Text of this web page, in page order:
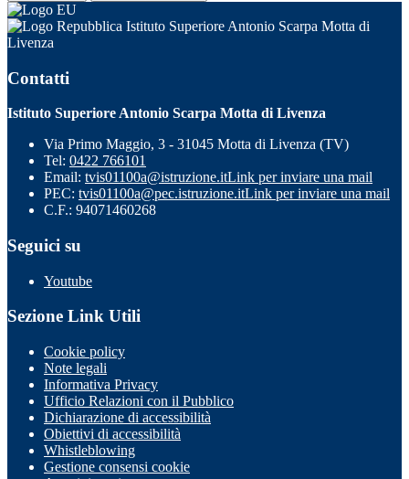
Istituto Superiore Antonio Scarpa Motta di
Livenza
Contatti
Istituto Superiore Antonio Scarpa Motta di Livenza
Via Primo Maggio, 3 - 31045 Motta di Livenza (TV)
Tel: 0422 766101
Email: tvis01100a@istruzione.itLink per inviare una mail
PEC: tvis01100a@pec.istruzione.itLink per inviare una mail
C.F.: 94071460268
Seguici su
Youtube
Sezione Link Utili
Cookie policy
Note legali
Informativa Privacy
Ufficio Relazioni con il Pubblico
Dichiarazione di accessibilità
Obiettivi di accessibilità
Whistleblowing
Gestione consensi cookie